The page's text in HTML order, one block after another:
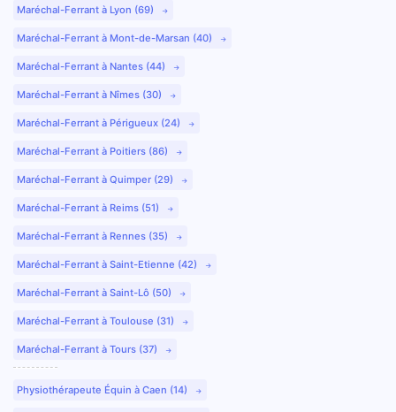
Maréchal-Ferrant à Lyon (69)
Maréchal-Ferrant à Mont-de-Marsan (40)
Maréchal-Ferrant à Nantes (44)
Maréchal-Ferrant à Nîmes (30)
Maréchal-Ferrant à Périgueux (24)
Maréchal-Ferrant à Poitiers (86)
Maréchal-Ferrant à Quimper (29)
Maréchal-Ferrant à Reims (51)
Maréchal-Ferrant à Rennes (35)
Maréchal-Ferrant à Saint-Etienne (42)
Maréchal-Ferrant à Saint-Lô (50)
Maréchal-Ferrant à Toulouse (31)
Maréchal-Ferrant à Tours (37)
Physiothérapeute Équin à Caen (14)